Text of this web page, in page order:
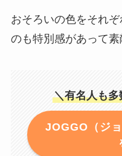
おそろいの色をそれ
のも特別感があって素
＼有名人も
JOGGO（ジ